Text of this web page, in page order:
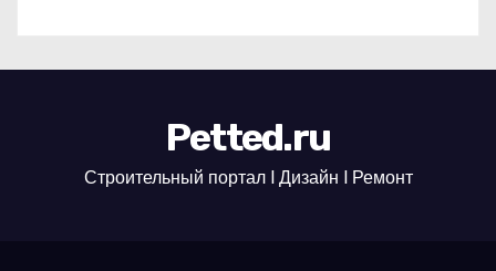
Petted.ru
Строительный портал l Дизайн l Ремонт